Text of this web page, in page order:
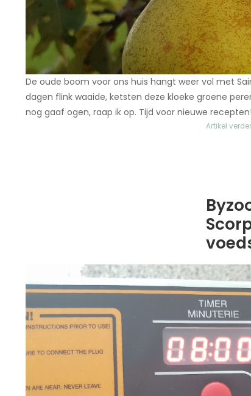
De oude boom voor ons huis hangt weer vol met
dagen flink waaide, ketsten deze kloeke groene
nog gaaf ogen, raap ik op. Tijd voor nieuwe recepten!
Artikel